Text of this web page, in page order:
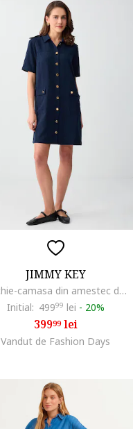
JIMMY KEY
Rochie-camasa din amestec de lyocell, Bleumarin
Initial: 49999 lei - 20%
39999lei
Vandut de Fashion Days